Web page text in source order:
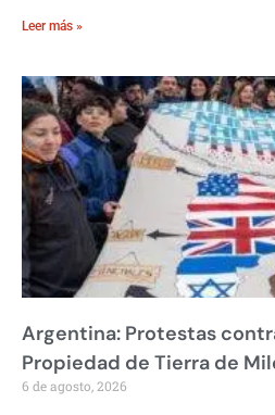
Leer más »
Argentina: Protestas
Propiedad de Tierra de
6 de agosto, 2026